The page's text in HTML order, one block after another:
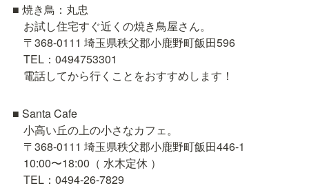
■ 焼き鳥：丸忠
お試し住宅すぐ近くの焼き鳥屋さん。
〒368-0111 埼玉県秩父郡小鹿野町飯田596
TEL：0494753301
電話してから行くことをおすすめします！
■ Santa Cafe
小高い丘の上の小さなカフェ。
〒368-0111 埼玉県秩父郡小鹿野町飯田446-1
10:00〜18:00（ 水木定休 ）
TEL：0494-26-7829